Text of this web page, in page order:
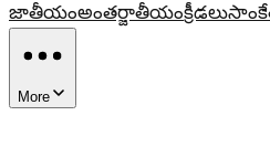
జాతీయంఅంతర్జాతీయంక్రీడలు
More